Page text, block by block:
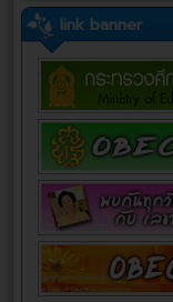
link banner